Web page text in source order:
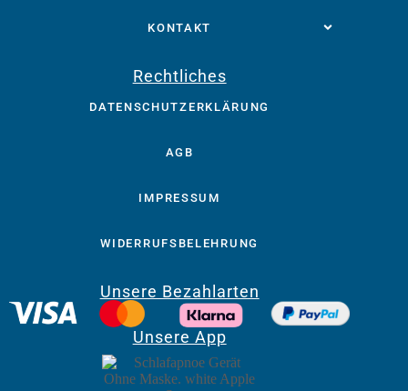
KONTAKT
Rechtliches
DATENSCHUTZERKLÄRUNG
AGB
IMPRESSUM
WIDERRUFSBELEHRUNG
Unsere Bezahlarten
Unsere App